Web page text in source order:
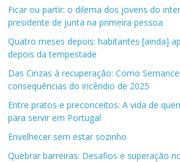
Ficar ou partir: o dilema dos jovens do
presidente de junta na primeira pessoa
Quatro meses depois: habitantes [ainda]
depois da tempestade
Das Cinzas à recuperação: Como
consequências do incêndio de 2025
Entre pratos e preconceitos: A vida de
para servir em Portugal
Envelhecer sem estar sozinho
Quebrar barreiras: Desafios e superação